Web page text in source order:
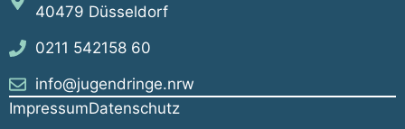
40479 Düsseldorf
0211 542158 60
info@jugendringe.nrw
ImpressumDatenschutz